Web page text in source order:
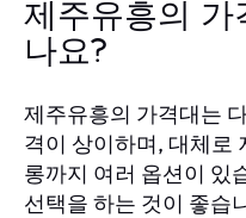
제주유흥의 가
나요?
제주유흥의 가격대는
격이 상이하며, 대체로
롱까지 여러 옵션이 있
선택을 하는 것이 좋습